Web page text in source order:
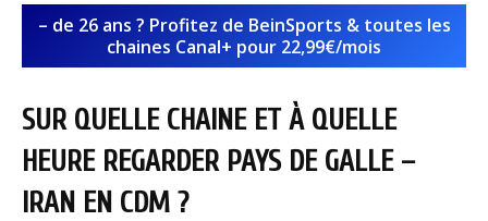
– de 26 ans ? Profitez de BeinSports & toutes les
chaines Canal+ pour 22,99€/mois
SUR QUELLE CHAINE ET À QUELLE
HEURE REGARDER PAYS DE GALLE –
IRAN EN CDM ?